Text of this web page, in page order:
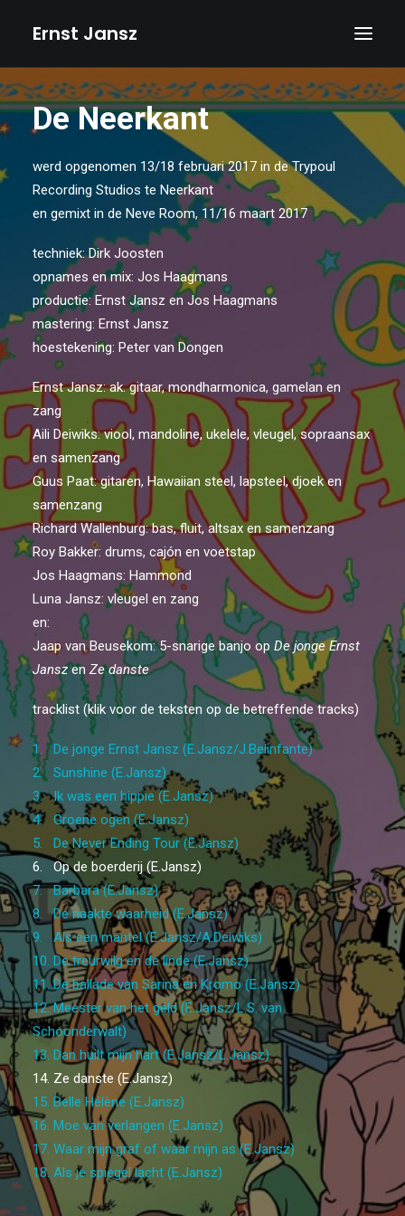
Ernst Jansz
HOME
AGENDA
NIEUWS
ALBUMS
TEKSTEN
FOTO’S
TEKENINGEN
VIDEOS
BIOGRAFIE
ARCHIEF
De Neerkant
werd opgenomen 13/18 februari 2017 in de Trypoul
Recording Studios te Neerkant
en gemixt in de Neve Room, 11/16 maart 2017
techniek: Dirk Joosten
opnames en mix: Jos Haagmans
productie: Ernst Jansz en Jos Haagmans
mastering: Ernst Jansz
hoestekening: Peter van Dongen
Ernst Jansz: ak. gitaar, mondharmonica, gamelan en
zang
Aili Deiwiks: viool, mandoline, ukelele, vleugel, sopraansax
en samenzang
Guus Paat: gitaren, Hawaiian steel, lapsteel, djoek en
samenzang
Richard Wallenburg: bas, fluit, altsax en samenzang
Roy Bakker: drums, cajón en voetstap
Jos Haagmans: Hammond
Luna Jansz: vleugel en zang
en:
Jaap van Beusekom: 5-snarige banjo op De jonge Ernst
Janszen Ze danste
tracklist (klik voor de teksten op de betreffende tracks)
1. De jonge Ernst Jansz (E.Jansz/J.Belinfante)
2. Sunshine (E.Jansz)
3. Ik was een hippie (E.Jansz)
4. Groene ogen (E.Jansz)
5. De Never Ending Tour (E.Jansz)
6. Op de boerderij (E.Jansz)
7. Barbara (E.Jansz)
8. De naakte waarheid (E.Jansz)
9. Als een mantel (E.Jansz/A.Deiwiks)
10. De treurwilg en de linde (E.Jansz)
11. De ballade van Sarina en Kromo (E.Jansz)
12. Meester van het geld (E.Jansz/L.S. van
Schoonderwalt)
13. Dan huilt mijn hart (E.Jansz/L.Jansz)
14. Ze danste (E.Jansz)
15. Belle Hélène (E.Jansz)
16. Moe van verlangen (E.Jansz)
17. Waar mijn graf of waar mijn as (E.Jansz)
18. Als je spiegel lacht (E.Jansz)